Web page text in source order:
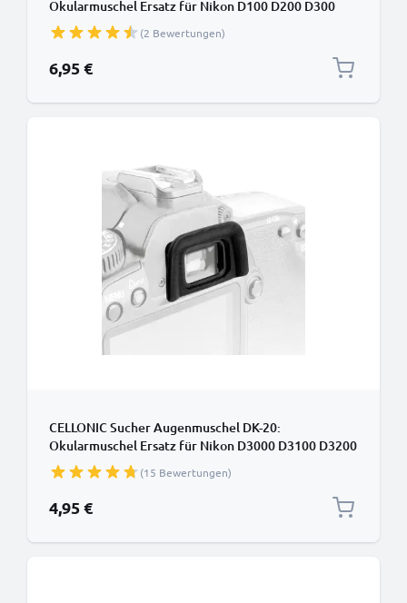
Okularmuschel Ersatz für Nikon D100 D200 D300
D3000 D300S D3100 D3200 D40x D50 D5000 D5100
D5200 D5300 D60 D600 D610 D70 D7000 D70s
D7100 Okular Augen Muschel, Kunststoff
Viewfinder Eye Cup, Kamera Blendschutz für View F
(2 Bewertungen)
6,95 €
CELLONIC Sucher Augenmuschel DK-20:
Okularmuschel Ersatz für Nikon D3000 D3100 D3200
D40x D50 D5100 D5200 D60 D70s Okular Augen
Muschel, Silikon Viewfinder Eye Cup, Kamera
Blendschutz für View Finder Display, Camera
Eyepiece
(15 Bewertungen)
4,95 €